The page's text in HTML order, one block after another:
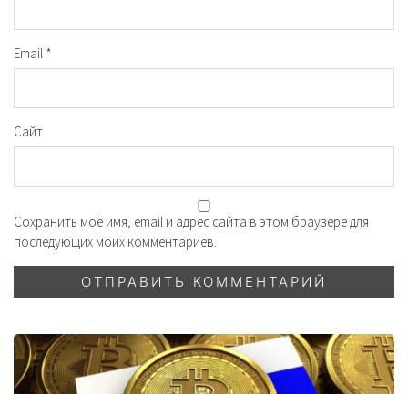
Email *
Сайт
Сохранить моё имя, email и адрес сайта в этом браузере для
последующих моих комментариев.